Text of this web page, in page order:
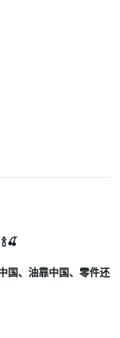
国、油靠中国、零件还